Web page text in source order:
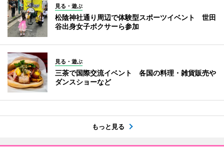
見る・遊ぶ
松陰神社通り周辺で体験型スポーツイベント 世田
谷出身女子ボクサーら参加
見る・遊ぶ
三茶で国際交流イベント 各国の料理・雑貨販売や
ダンスショーなど
もっと見る